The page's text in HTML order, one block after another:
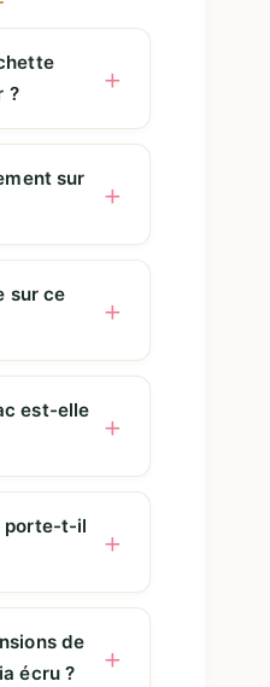
?
sur
sur ce
est-elle
porte-t-il
de
écru ?